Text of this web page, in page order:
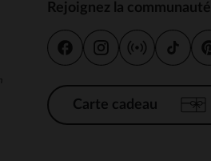
Rejoignez la communauté
Carte cadeau